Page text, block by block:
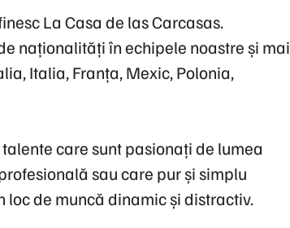
La Casa de las Carcasas.
naționalități în echipele noastre și mai
Italia, Franța, Mexic, Polonia,
care sunt pasionați de lumea
sau care pur și simplu
loc de muncă dinamic și distractiv.